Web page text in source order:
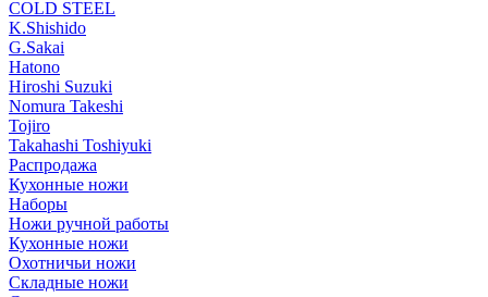
COLD STEEL
K.Shishido
G.Sakai
Hatono
Hiroshi Suzuki
Nomura Takeshi
Tojiro
Takahashi Toshiyuki
Распродажа
Кухонные ножи
Наборы
Ножи ручной работы
Кухонные ножи
Охотничьи ножи
Складные ножи